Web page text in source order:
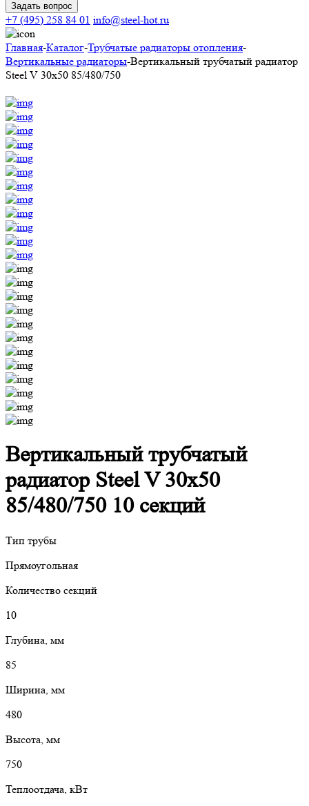
Задать вопрос
+7 (495) 258 84 01 info@steel-hot.ru
Главная-Каталог-Трубчатые радиаторы отопления-
Вертикальные радиаторы-Вертикальный трубчатый радиатор
Steel V 30х50 85/480/750
Вертикальный трубчатый
радиатор Steel V 30х50
85/480/750 10 секций
Тип трубы
Прямоугольная
Количество секций
10
Глубина, мм
85
Ширина, мм
480
Высота, мм
750
Теплоотдача, кВт